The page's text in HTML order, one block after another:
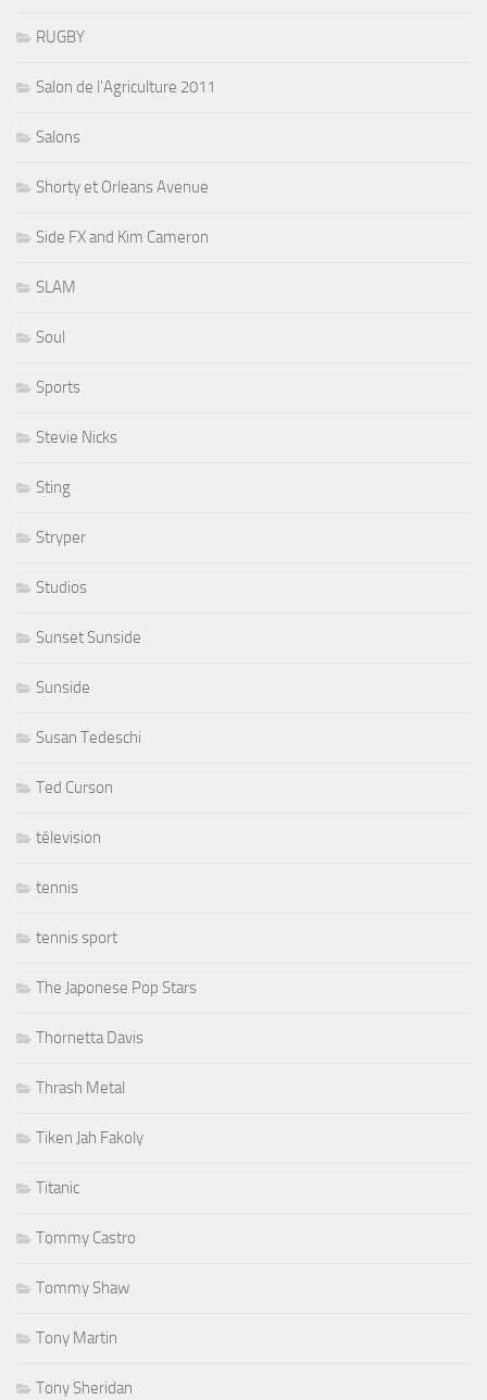
RUGBY
Salon de l'Agriculture 2011
Salons
Shorty et Orleans Avenue
Side FX and Kim Cameron
SLAM
Soul
Sports
Stevie Nicks
Sting
Stryper
Studios
Sunset Sunside
Sunside
Susan Tedeschi
Ted Curson
télevision
tennis
tennis sport
The Japonese Pop Stars
Thornetta Davis
Thrash Metal
Tiken Jah Fakoly
Titanic
Tommy Castro
Tommy Shaw
Tony Martin
Tony Sheridan